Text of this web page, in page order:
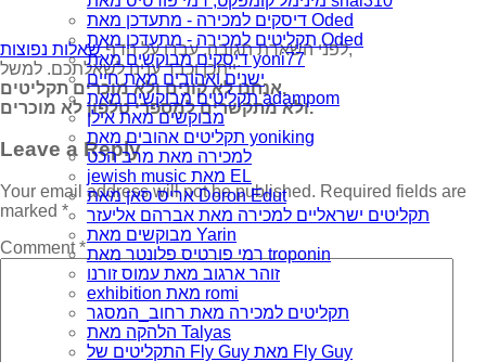
דיסקים למכירה - מתעדכן מאת Oded
תקליטים למכירה - מתעדכן מאת Oded
דיסקים מבוקשים מאת yoni77
ישנים ואהובים מאת חיים
תקליטים מבוקשים מאת adampom
מבוקשים מאת אילן
תקליטים אהובים מאת yoniking
למכירה מאת מרב הכט
jewish music מאת EL
אריס סאן מאת Doron Edut
תקליטים ישראליים למכירה מאת אברהם אליעזר
מבוקשים מאת Yarin
רמי פורטיס פלונטר מאת troponin
זוהר ארגוב מאת עמוס זורנו
exhibition מאת romi
תקליטים למכירה מאת רחוב_המסגר
הלהקה מאת Talyas
התקליטים של Fly Guy מאת Fly Guy
לפני השארת תגובה, עברו על הדףשאלות נפוצות
,
ייתכן וכבר ענינו לשאלתכם. למשל:
אנחנו לא קונים ולא מוכרים תקליטים,
ולא מתקשרים למספרי טלפון לא מוכרים.
Leave a Reply
Your email address will not be published. Required fields are
marked *
Comment*